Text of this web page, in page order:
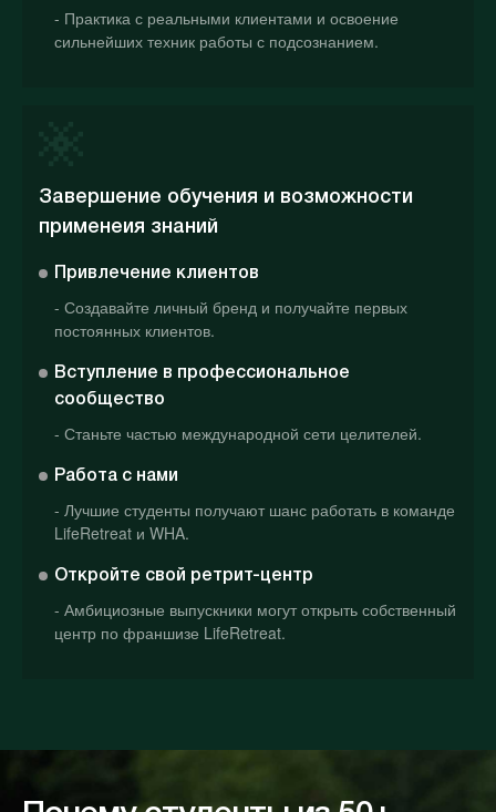
- Практика с реальными клиентами и освоение
сильнейших техник работы с подсознанием.
Завершение обучения и возможности
применеия знаний
Привлечение клиентов
- Создавайте личный бренд и получайте первых
постоянных клиентов.
Вступление в профессиональное
сообщество
- Станьте частью международной сети целителей.
Работа с нами
- Лучшие студенты получают шанс работать в команде
LifeRetreat и WHA.
Откройте свой ретрит-центр
- Амбициозные выпускники могут открыть собственный
центр по франшизе LifeRetreat.